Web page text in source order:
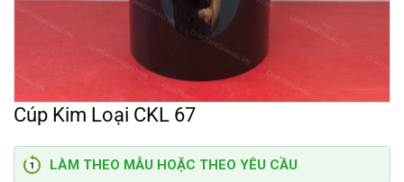
Cúp Kim Loại CKL 67
LÀM THEO MẪU HOẶC THEO YÊU CẦU